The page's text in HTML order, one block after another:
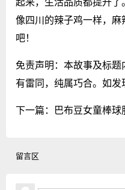
像四川的辣子鸡一样，
吧！
免责声明：本故事及标
有雷同，纯属巧合。如发
下一篇： 巴布豆女童棒
留言区